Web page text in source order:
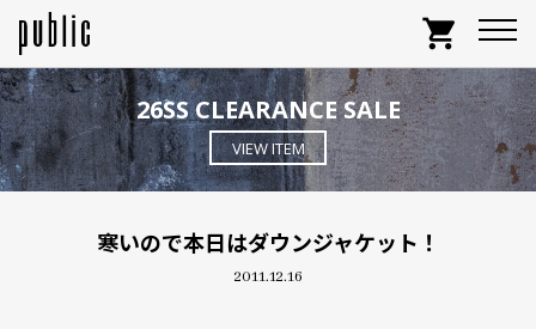
shopping_cart
26SS CLEARANCE SALE
VIEW ITEM
寒いので本日はダウンジャケット！
2011.12.16